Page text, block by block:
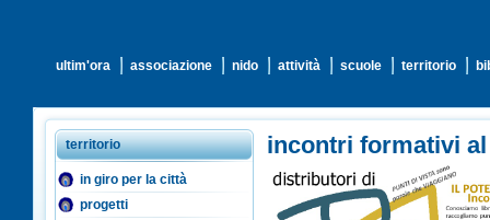
ultim'ora associazione nido attività scuole territorio
territorio
in giro per la città
progetti
incontri formativi